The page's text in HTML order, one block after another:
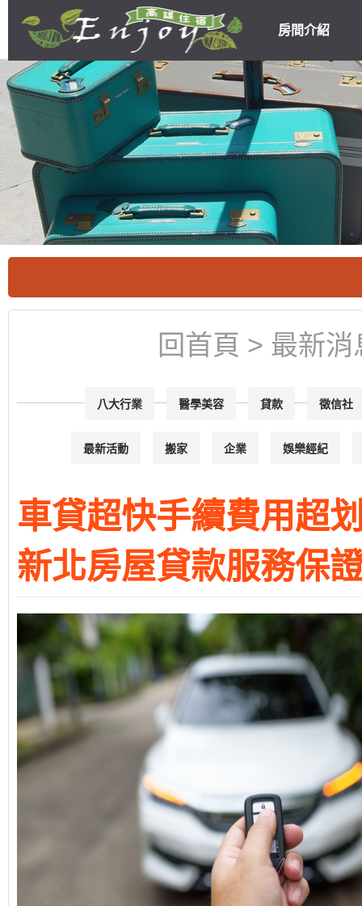
房間介紹
高雄民宿住宿
優惠
回首頁 > 最新消
徵信社
貸款
醫學美容
八大行業
娛樂經紀
企業
搬家
最新活動
車貸超快手續費用超
新北房屋貸款服務保